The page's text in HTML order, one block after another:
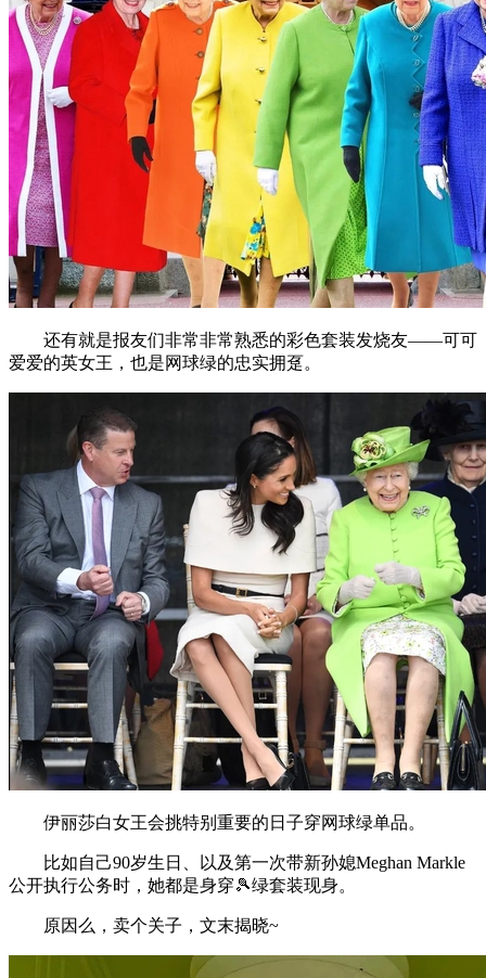
还有就是报友们非常非常熟悉的彩色套装发烧友——可可
爱爱的英女王，也是网球绿的忠实拥趸。
伊丽莎白女王会挑特别重要的日子穿网球绿单品。
比如自己90岁生日、以及第一次带新孙媳Meghan Markle
公开执行公务时，她都是身穿🎾绿套装现身。
原因么，卖个关子，文末揭晓~